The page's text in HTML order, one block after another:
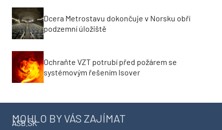
Dcera Metrostavu dokončuje v Norsku obří
podzemní úložiště
Ochraňte VZT potrubí před požárem se
systémovým řešením Isover
MOHLO BY VÁS ZAJÍMAT
ASB.SK